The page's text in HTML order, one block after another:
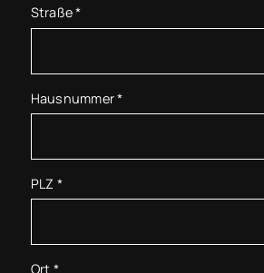
Straße*
Hausnummer*
PLZ *
Ort *